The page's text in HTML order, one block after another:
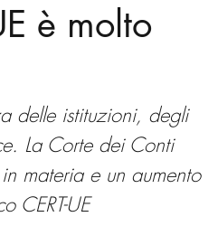
Alaska
è molto
delle istituzioni, degli
La Corte dei Conti
materia e un aumento
CERT-UE